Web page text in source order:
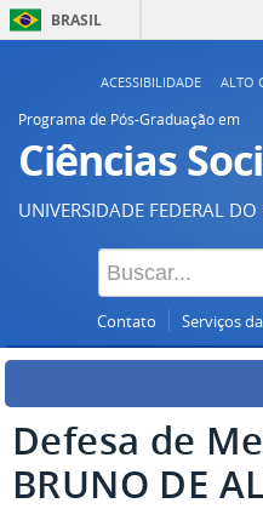
BRASIL
ACESSIBILIDADE ALTO
Programa de Pós-Graduação em
Ciências
UNIVERSIDADE FEDERAL
Contato Serviços
Defesa de
BRUNO DE